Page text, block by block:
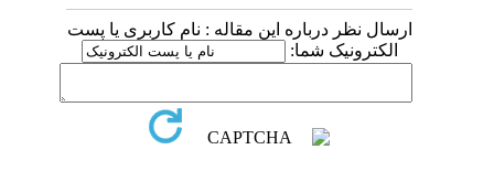
ارسال نظر درباره این مقاله : نام کاربری یا پست
الکترونیک شما: